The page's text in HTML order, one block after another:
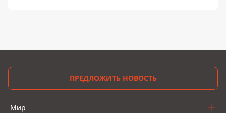
ПРЕДЛОЖИТЬ НОВОСТЬ
Мир